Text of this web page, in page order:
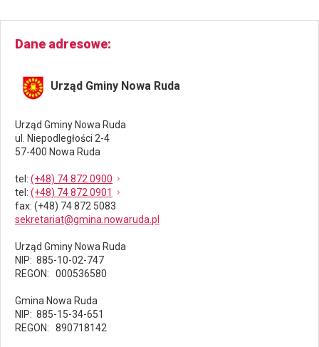
Dane adresowe
Urząd Gminy Nowa Ruda
Urząd Gminy Nowa Ruda
ul. Niepodległości 2-4
57-400 Nowa Ruda
tel : (+48) 74 872 0900
tel : (+48) 74 872 0901
fax: (+48) 74 872 5083
sekretariat@gmina.nowaruda.pl
Urząd Gminy Nowa Ruda
NIP: 885-10-02-747
REGON: 000536580
Gmina Nowa Ruda
NIP: 885-15-34-651
REGON: 890718142